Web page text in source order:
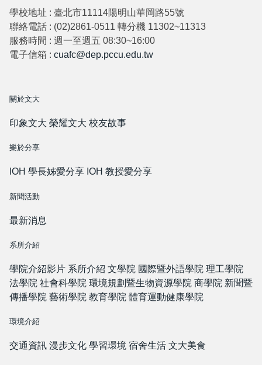
學校地址 : 臺北市11114陽明山華岡路55號
聯絡電話 : (02)2861-0511 轉分機 11302~11313
服務時間 : 週一至週五 08:30~16:00
電子信箱 : cuafc@dep.pccu.edu.tw
關於文大
印象文大 榮耀文大 校友故事
樂於分享
IOH 學長姊愛分享 IOH 教授愛分享
新聞活動
最新消息
系所介紹
學院介紹影片 系所介紹 文學院 國際暨外語學院 理工學院
法學院 社會科學院 環境規劃暨生物資源學院 商學院 新聞暨
傳播學院 藝術學院 教育學院 體育運動健康學院
環境介紹
交通資訊 漫步文化 學習環境 宿舍生活 文大美食